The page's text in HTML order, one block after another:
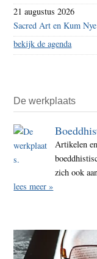
21 augustus 2026
Sacred Art en Kum
bekijk de agenda
De werkplaats
Artikelen
zich ook
lees meer »